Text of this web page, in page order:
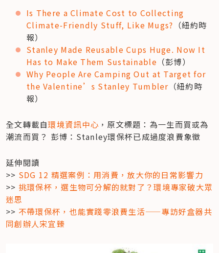
Is There a Climate Cost to Collecting
Climate-Friendly Stuff, Like Mugs? （紐約時
報）
Stanley Made Reusable Cups Huge. Now It
Has to Make Them Sustainable （彭博）
Why People Are Camping Out at Target for
the Valentine’s Stanley Tumbler （紐約時
報）
全文轉載自環境資訊中心 ，原文標題：為一生而買或為
潮流而買？ 彭博：Stanley環保杯已成過度浪費象徵
延伸閱讀
>> SDG 12 精選案例：用消費，放大你的日常影響力
>> 挑環保杯，選生物可分解的就對了？環境專家破大眾
迷思
>> 不帶環保杯，也能實踐零浪費生活——專訪好盒器共
同創辦人宋宜臻